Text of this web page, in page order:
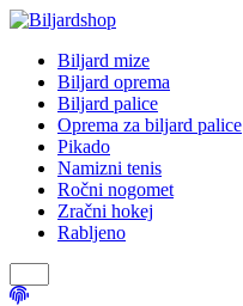
Biljard mize
Biljard oprema
Biljard palice
Oprema za biljard palice
Pikado
Namizni tenis
Ročni nogomet
Zračni hokej
Rabljeno